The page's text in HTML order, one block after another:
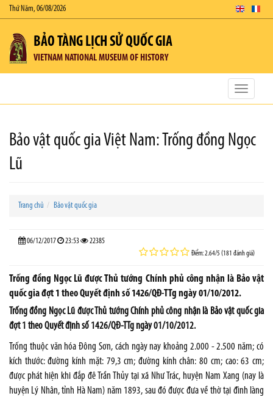
Thứ Năm, 06/08/2026
BẢO TÀNG LỊCH SỬ QUỐC GIA
VIETNAM NATIONAL MUSEUM OF HISTORY
Toggle
Bảo vật quốc gia Việt Nam: Trống đồng Ngọc
Lũ
Trang chủ Bảo vật quốc gia
06/12/2017 23:53 22385
Điểm: 2.64/5 (181 đánh giá)
Trống đồng Ngọc Lũ được Thủ tướng Chính phủ công nhận là Bảo vật
quốc gia đợt 1 theo Quyết định số 1426/QĐ-TTg ngày 01/10/2012.
Trống đồng Ngọc Lũ được Thủ tướng Chính phủ công nhận là Bảo vật quốc gia
đợt 1 theo Quyết định số 1426/QĐ-TTg ngày 01/10/2012.
Trống thuộc văn hóa Đông Sơn, cách ngày nay khoảng 2.000 - 2.500 năm; có
kích thước: đường kính mặt: 79,3 cm; đường kính chân: 80 cm; cao: 63 cm;
được phát hiện khi đắp đê Trần Thủy tại xã Như Trác, huyện Nam Xang (nay là
huyện Lý Nhân, tỉnh Hà Nam) năm 1893, sau đó được đưa về thờ tại đình làng